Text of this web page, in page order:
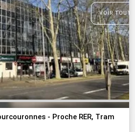
VOIR
- Proche RER, Tram